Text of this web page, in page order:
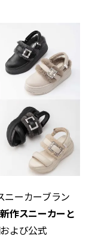
ニーカーブラン
新作スニーカーと
よび公式